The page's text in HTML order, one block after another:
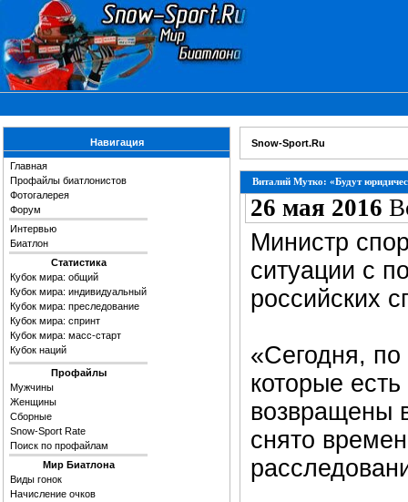
Навигация
Главная
Профайлы биатлонистов
Фотогалерея
Форум
Интервью
Биатлон
Статистика
Кубок мира: общий
Кубок мира: индивидуальный
Кубок мира: преследование
Кубок мира: спринт
Кубок мира: масс-старт
Кубок наций
Профайлы
Мужчины
Женщины
Сборные
Snow-Sport Rate
Поиск по профайлам
Мир Биатлона
Виды гонок
Начисление очков
Snow-Sport.Ru
Виталий Мутко: «Будут
26 мая 2016
Министр
ситуации с
российских
«Сегодня,
которые
возвращены
снято